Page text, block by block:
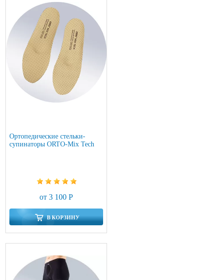
Ортопедические стельки-
супинаторы ORTO-Mix Tech
от 3 100 Р
В КОРЗИНУ